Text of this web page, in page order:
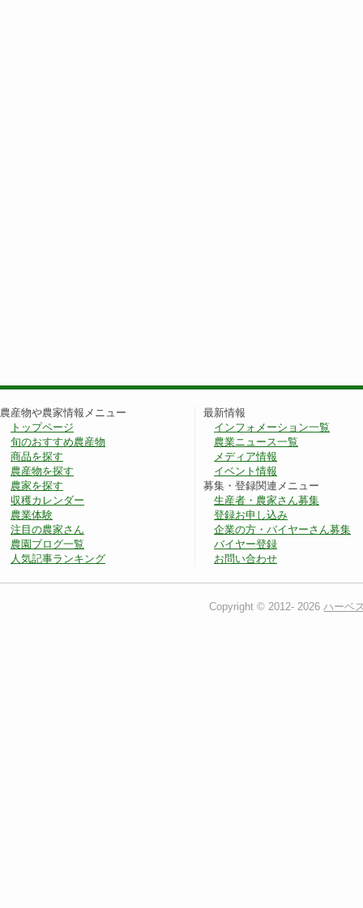
農産物や農家情報メニュー
トップページ
旬のおすすめ農産物
商品を探す
農産物を探す
農家を探す
収穫カレンダー
農業体験
注目の農家さん
農園ブログ一覧
人気記事ランキング
最新情報
インフォメーション一覧
農業ニュース一覧
メディア情報
イベント情報
募集・登録関連メニュー
生産者・農家さん募集
登録お申し込み
企業の方・バイヤーさん募集
バイヤー登録
お問い合わせ
Copyright © 2012- 2026 ハーベ